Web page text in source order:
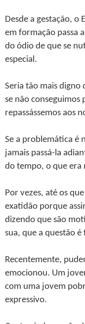
Desde a gestação, o
em formação passa
do ódio de que se
especial.
Seria tão mais digno
se não
repassássemos aos
Se a problemática é
jamais passá-la
do tempo, o que
Por vezes, até os
exatidão porque
dizendo que são
sua, que a questão é
Recentemente,
emocionou. Um
com uma jovem
expressivo.